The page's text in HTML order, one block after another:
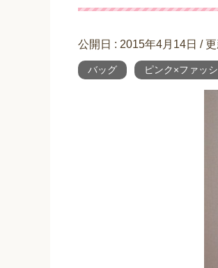
公開日 : 2015年4月14日 /
バッグ ピンク×ファッ